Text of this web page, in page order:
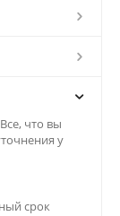
что вы
у
срок